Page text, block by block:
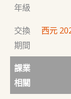
年級
交換
期間
西元
課業
相關